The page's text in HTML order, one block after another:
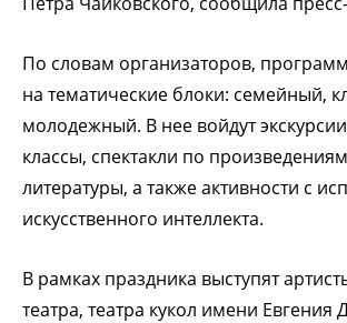
По словам организаторов,
на тематические блоки: семейный,
молодежный. В нее войдут
классы, спектакли по
литературы, а также активности с
искусственного интеллекта.
В рамках праздника выступят
театра, театра кукол имени Евгения